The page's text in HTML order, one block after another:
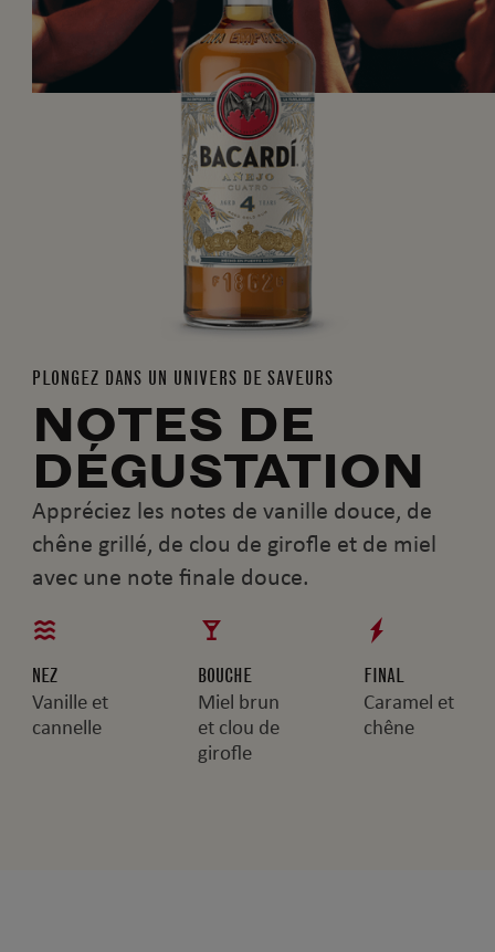
PLONGEZ DANS UN UNIVERS DE SAVEURS
NOTES DE
DÉGUSTATION
Appréciez les notes de vanille douce, de
chêne grillé, de clou de girofle et de miel
avec une note finale douce.
NEZ
Vanille et
cannelle
BOUCHE
Miel brun
et clou de
girofle
FINAL
Caramel et
chêne